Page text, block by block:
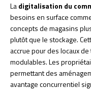
Ladigitalisation du
besoins en surface
concepts de magasins
plutôt que le stockage.
accrue pour des locaux
modulables. Les
permettant des
avantage concurrentiel